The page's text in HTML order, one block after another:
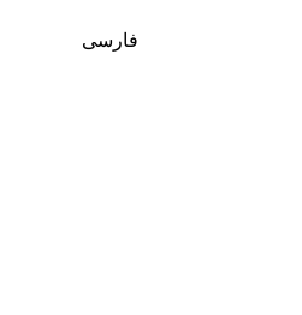
فارسی